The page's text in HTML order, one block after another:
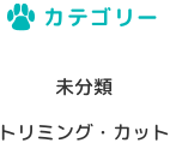
カテゴリー
未分類
トリミング・カット